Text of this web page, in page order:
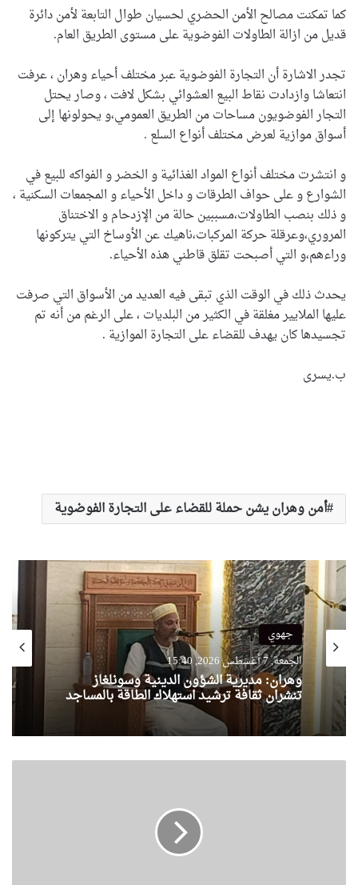
كما تمكنت مصالح الأمن الحضري لحسيان طوال التابعة لأمن دائرة
قديل من ازالة الطاولات الفوضوية على مستوى الطريق العام.
تجدر الاشارة أن التجارة الفوضوية عبر مختلف أحياء وهران ، عرفت
انتعاشا وازدادت نقاط البيع العشوائي بشكل لافت ، وصار يحتل
التجار الفوضويون مساحات من الطريق العمومي،و يحولونها إلى
أسواق موازية لعرض مختلف أنواع السلع .
و انتشرت مختلف أنواع المواد الغذائية و الخضر و الفواكه للبيع في
الشوارع و على حواف الطرقات و داخل الأحياء و المجمعات السكنية ،
و ذلك بنصب الطاولات،مسببين حالة من الإزدحام و الاختناق
المروري،وعرقلة حركة المركبات،ناهيك عن الأوساخ التي يتركونها
وراءهم،و التي أصبحت تقلق قاطني هذه الأحياء.
يحدث ذلك في الوقت الذي تبقى فيه العديد من الأسواق التي صرفت
عليها الملايير مغلقة في الكثير من البلديات ، على الرغم من أنه تم
تجسيدها كان يهدف للقضاء على التجارة الموازية .
ب.يسرى
أمن وهران يشن حملة للقضاء على التجارة الفوضوية
جهوي
الجمعة, 7 أغسطس 2026, 15:40
وهران: مديرية الشؤون الدينية وسونلغاز
تنشران ثقافة ترشيد استهلاك الطاقة بالمساجد